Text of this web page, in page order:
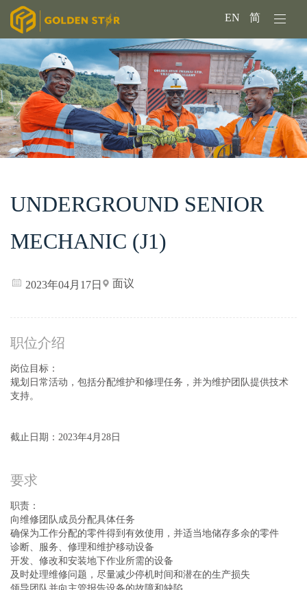
EN 简
UNDERGROUND SENIOR
MECHANIC (J1)
2023年04月17日 面议
职位介绍
岗位目标：
规划日常活动，包括分配维护和修理任务，并为维护团队提供技术
支持。
截止日期：2023年4月28日
要求
职责：
向维修团队成员分配具体任务
确保为工作分配的零件得到有效使用，并适当地储存多余的零件
诊断、服务、修理和维护移动设备
开发、修改和安装地下作业所需的设备
及时处理维修问题，尽量减少停机时间和潜在的生产损失